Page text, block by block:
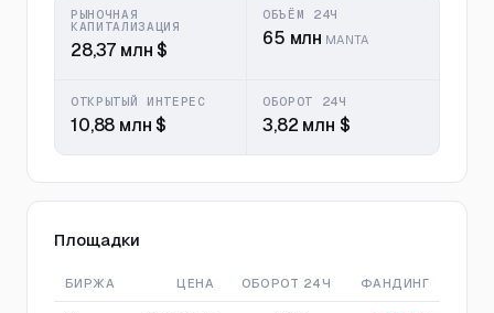
РЫНОЧНАЯ
КАПИТАЛИЗАЦИЯ
28,37 млн $
ОБЪЁМ 24Ч
65 млн MANTA
ОТКРЫТЫЙ ИНТЕРЕС
10,88 млн $
ОБОРОТ 24Ч
3,82 млн $
Площадки
БИРЖА ЦЕНА ОБОРОТ 24Ч ФАНДИНГ